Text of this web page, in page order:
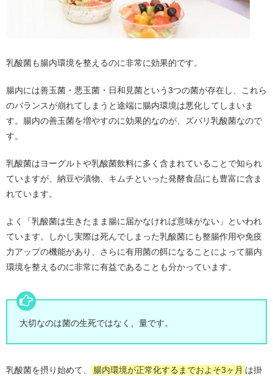
乳酸菌も腸内環境を整えるのに非常に効果的です。
腸内には善玉菌・悪玉菌・日和見菌という3つの菌が存在し、これら
のバランスが崩れてしまうと途端に腸内環境は悪化してしまいま
す。腸内の善玉菌を増やすのに効果的なのが、ズバリ乳酸菌なので
す。
乳酸菌はヨーグルトや乳酸菌飲料に多く含まれていることで知られ
ていますが、納豆や漬物、キムチといった発酵食品にも豊富に含ま
れています。
よく「乳酸菌は生きたまま腸に届かなければ意味がない」といわれ
ています。しかし実際は死んでしまった乳酸菌にも整腸作用や免疫
力アップの機能があり、さらに有用菌の餌になることによって腸内
環境を整えるのに非常に有益であることも分かっています。
大切なのは菌の生死ではなく、量です。
乳酸菌を摂り始めて、 腸内環境が正常化するまでおよそ3ヶ月 は掛